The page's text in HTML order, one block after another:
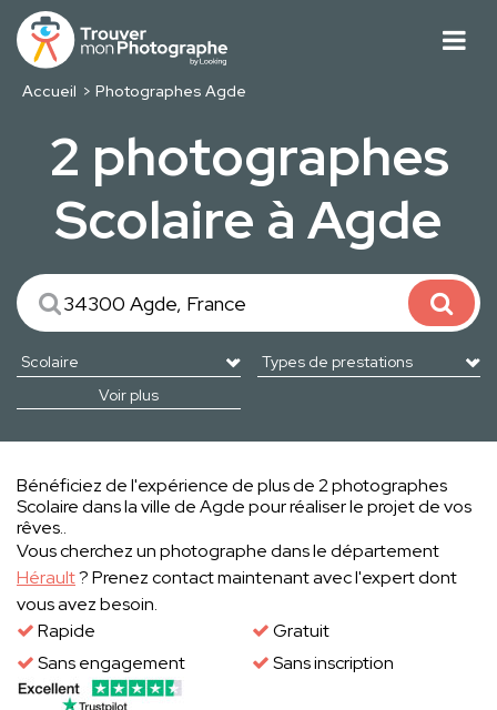
Accueil Photographes Agde
2 photographes
Scolaire à Agde
Voir plus
Bénéficiez de l'expérience de plus de 2 photographes
Scolaire dans la ville de Agde pour réaliser le projet de vos
rêves..
Vous cherchez un photographe dans le département
Hérault? Prenez contact maintenant avec l'expert dont
vous avez besoin.
Rapide
Gratuit
Sans engagement
Sans inscription